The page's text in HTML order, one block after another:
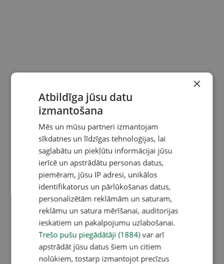
×
Atbildīga jūsu datu
izmantošana
Mēs un mūsu partneri izmantojam
sīkdatnes un līdzīgas tehnoloģijas, lai
saglabātu un piekļūtu informācijai jūsu
ierīcē un apstrādātu personas datus,
piemēram, jūsu IP adresi, unikālos
identifikatorus un pārlūkošanas datus,
personalizētām reklāmām un saturam,
reklāmu un satura mērīšanai, auditorijas
ieskatiem un pakalpojumu uzlabošanai.
Trešo pušu piegādātāji (1884)var arī
apstrādāt jūsu datus šiem un citiem
nolūkiem, tostarp izmantojot precīzus